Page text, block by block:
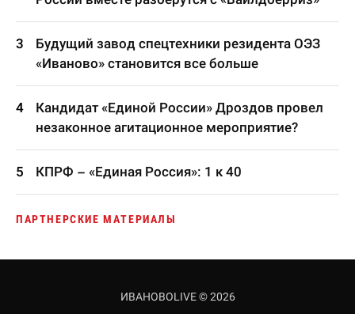
Будущий завод спецтехники резидента ОЭЗ
«Иваново» становится все больше
Кандидат «Единой России» Дроздов провел
незаконное агитационное мероприятие?
КПРФ – «Единая Россия»: 1 к 40
ПАРТНЕРСКИЕ МАТЕРИАЛЫ
ИВАНОВОLIVE © 2026